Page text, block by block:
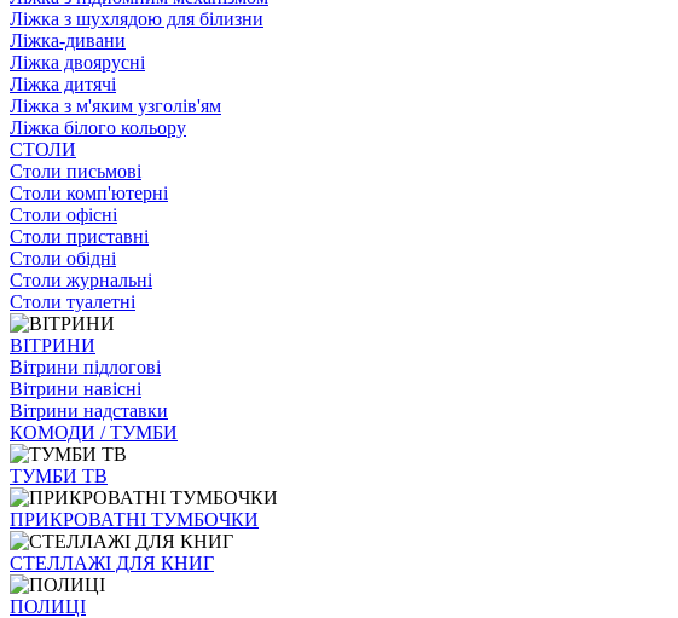
Ліжка з шухлядою для білизни
Ліжка-дивани
Ліжка двоярусні
Ліжка дитячі
Ліжка з м'яким узголів'ям
Ліжка білого кольору
СТОЛИ
Столи письмові
Столи комп'ютерні
Столи офісні
Столи приставні
Столи обідні
Столи журнальні
Столи туалетні
ВІТРИНИ
Вітрини підлогові
Вітрини навісні
Вітрини надставки
КОМОДИ / ТУМБИ
ТУМБИ ТВ
ПРИКРОВАТНІ ТУМБОЧКИ
СТЕЛЛАЖІ ДЛЯ КНИГ
ПОЛИЦІ